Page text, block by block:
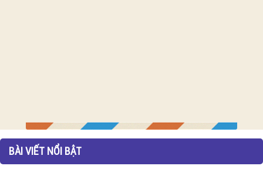
BÀI VIẾT NỔI BẬT